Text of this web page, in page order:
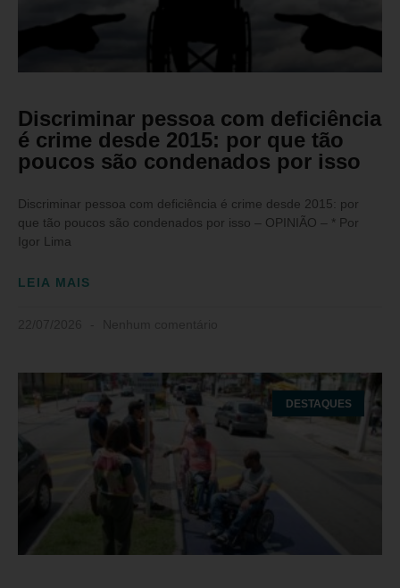
Discriminar pessoa com deficiência
é crime desde 2015: por que tão
poucos são condenados por isso
Discriminar pessoa com deficiência é crime desde 2015: por
que tão poucos são condenados por isso – OPINIÃO – * Por
Igor Lima
LEIA MAIS
DESTAQUES